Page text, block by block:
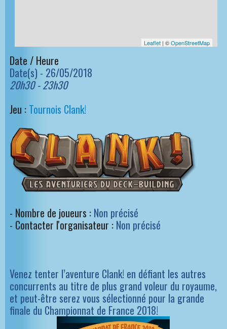
Leaflet | ©OpenStreetMap
Date / Heure
Date(s) - 26/05/2018
20h30 - 23h30
Jeu : Tournois Clank!
- Nombre de joueurs : Non précisé
- Contacter l'organisateur : Non précisé
Venez tenter l’aventure Clank! en défiant les autres
concurrents au titre de plus grand voleur du royaume,
et peut-être serez vous sélectionné pour la grande
finale du Championnat de France 2018!